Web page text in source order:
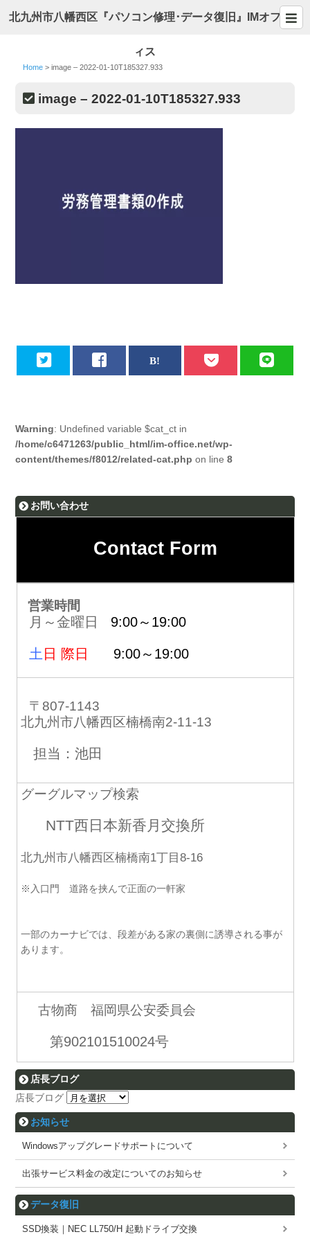
北九州市八幡西区『パソコン修理･データ復旧』IMオフ
ィス
Home >image – 2022-01-10T185327.933
image – 2022-01-10T185327.933
Warning: Undefined variable $cat_ct in
/home/c6471263/public_html/im-office.net/wp-
content/themes/f8012/related-cat.php on line8
お問い合わせ
Contact Form
営業時間
月～金曜日 9:00～19:00
土 日 際日 9:00～19:00
〒807-1143
北九州市八幡西区楠橋南2-11-13
担当：池田
グーグルマップ検索
NTT西日本新香月交換所
北九州市八幡西区楠橋南1丁目8-16
※入口門 道路を挟んで正面の一軒家
一部のカーナビでは、段差がある家の裏側に誘導される事が
あります。
古物商 福岡県公安委員会
第902101510024号
店長ブログ
店長ブログ
お知らせ
Windowsアップグレードサポートについて
出張サービス料金の改定についてのお知らせ
データ復旧
SSD換装｜NEC LL750/H 起動ドライブ交換